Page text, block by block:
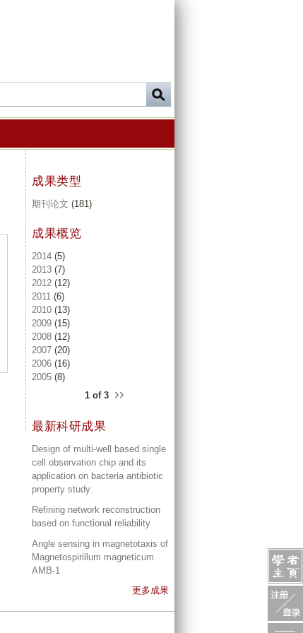
成果类型
期刊论文 (181)
成果概览
2014 (5)
2013 (7)
2012 (12)
2011 (6)
2010 (13)
2009 (15)
2008 (12)
2007 (20)
2006 (16)
2005 (8)
1 of 3 ››
最新科研成果
Design of multi-well based single
cell observation chip and its
application on bacteria antibiotic
property study
Refining network reconstruction
based on functional reliability
Angle sensing in magnetotaxis of
Magnetospirillum magneticum
AMB-1
更多成果